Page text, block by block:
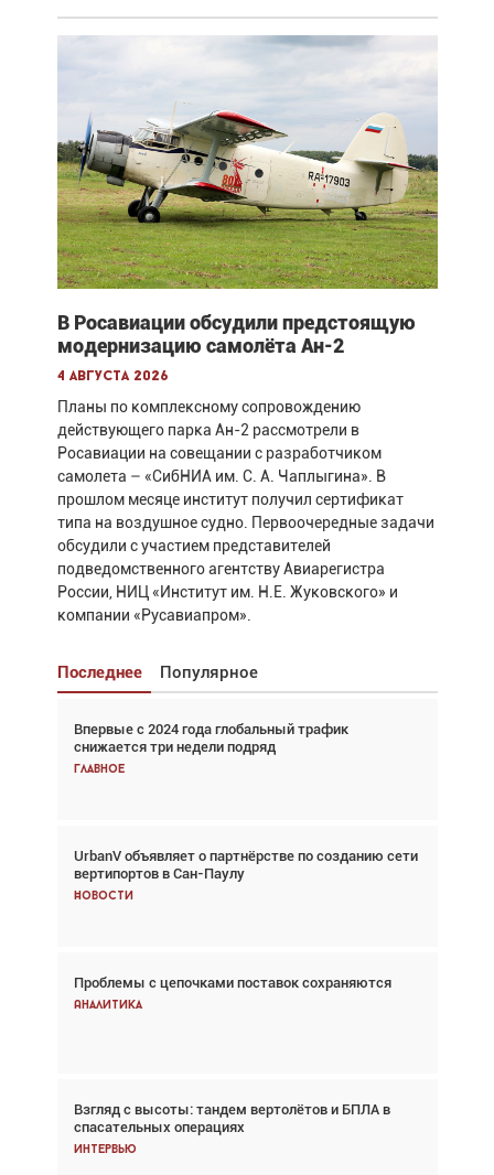
В Росавиации обсудили предстоящую
модернизацию самолёта Ан-2
4 августа 2026
Планы по комплексному сопровождению
действующего парка Ан-2 рассмотрели в
Росавиации на совещании с разработчиком
самолета – «СибНИА им. С. А. Чаплыгина». В
прошлом месяце институт получил сертификат
типа на воздушное судно. Первоочередные задачи
обсудили с участием представителей
подведомственного агентству Авиарегистра
России, НИЦ «Институт им. Н.Е. Жуковского» и
компании «Русавиапром».
Последнее Популярное
Впервые с 2024 года глобальный трафик
снижается три недели подряд
Главное
UrbanV объявляет о партнёрстве по созданию сети
вертипортов в Сан-Паулу
Новости
Проблемы с цепочками поставок сохраняются
Аналитика
Взгляд с высоты: тандем вертолётов и БПЛА в
спасательных операциях
Интервью
Взгляд с высоты: тандем вертолётов и БПЛА в
спасательных операциях
Главное
Авиационный фотограф Дэйв Кох: «Фотография
говорит сама за себя... а ИИ всё портит»
Новости
Впервые с 2024 года глобальный трафик
снижается три недели подряд
Частный самолёт – это актив. Подходите к
покупке соответствующим образом
Интервью